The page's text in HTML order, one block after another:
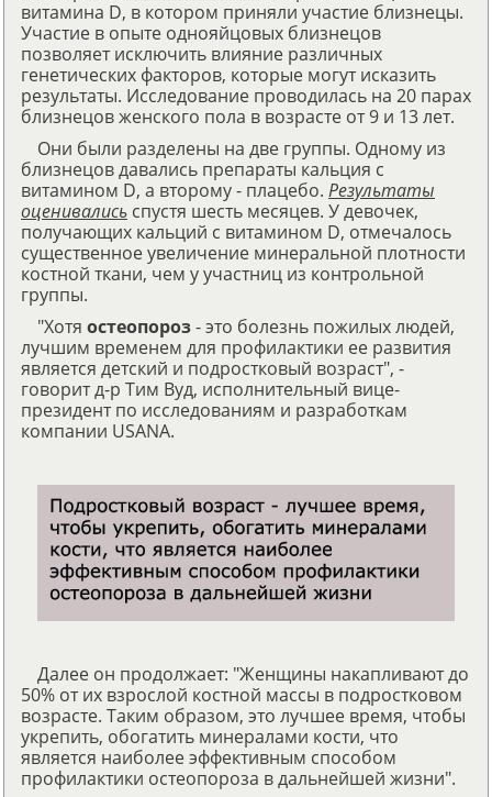
витамина D, в котором приняли участие близнецы.
Участие в опыте однояйцовых близнецов
позволяет исключить влияние различных
генетических факторов, которые могут исказить
результаты. Исследование проводилась на 20 парах
близнецов женского пола в возрасте от 9 и 13 лет.
Они были разделены на две группы. Одному из
близнецов давались препараты кальция с
витамином D, а второму - плацебо. Результаты
оценивались спустя шесть месяцев. У девочек,
получающих кальций с витамином D, отмечалось
существенное увеличение минеральной плотности
костной ткани, чем у участниц из контрольной
группы.
"Хотя остеопороз- это болезнь пожилых людей,
лучшим временем для профилактики ее развития
является детский и подростковый возраст", -
говорит д-р Тим Вуд, исполнительный вице-
президент по исследованиям и разработкам
компании USANA.
Далее он продолжает: "Женщины накапливают до
50% от их взрослой костной массы в подростковом
возрасте. Таким образом, это лучшее время, чтобы
укрепить, обогатить минералами кости, что
является наиболее эффективным способом
профилактики остеопороза в дальнейшей жизни".